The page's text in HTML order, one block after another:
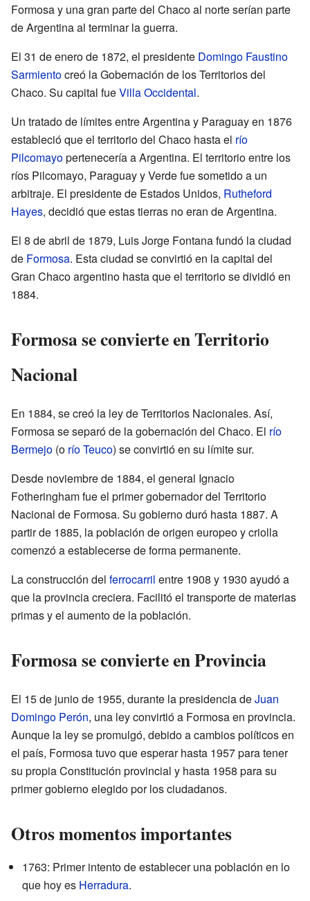
Formosa y una gran parte del Chaco al norte serían parte
de Argentina al terminar la guerra.
El 31 de enero de 1872, el presidente Domingo Faustino
Sarmientocreó la Gobernación de los Territorios del
Chaco. Su capital fueVilla Occidental.
Un tratado de límites entre Argentina y Paraguay en 1876
estableció que el territorio del Chaco hasta el río
Pilcomayopertenecería a Argentina. El territorio entre los
ríos Pilcomayo, Paraguay y Verde fue sometido a un
arbitraje. El presidente de Estados Unidos, Rutheford
Hayes, decidió que estas tierras no eran de Argentina.
El 8 de abril de 1879, Luis Jorge Fontana fundó la ciudad
de Formosa. Esta ciudad se convirtió en la capital del
Gran Chaco argentino hasta que el territorio se dividió en
1884.
Formosa se convierte en Territorio
Nacional
En 1884, se creó la ley de Territorios Nacionales. Así,
Formosa se separó de la gobernación del Chaco. El río
Bermejo (o río Teuco) se convirtió en su límite sur.
Desde noviembre de 1884, el general Ignacio
Fotheringham fue el primer gobernador del Territorio
Nacional de Formosa. Su gobierno duró hasta 1887. A
partir de 1885, la población de origen europeo y criolla
comenzó a establecerse de forma permanente.
La construcción del ferrocarril entre 1908 y 1930 ayudó a
que la provincia creciera. Facilitó el transporte de materias
primas y el aumento de la población.
Formosa se convierte en Provincia
El 15 de junio de 1955, durante la presidencia deJuan
Domingo Perón, una ley convirtió a Formosa en provincia.
Aunque la ley se promulgó, debido a cambios políticos en
el país, Formosa tuvo que esperar hasta 1957 para tener
su propia Constitución provincial y hasta 1958 para su
primer gobierno elegido por los ciudadanos.
Otros momentos importantes
1763: Primer intento de establecer una población en lo
que hoy es Herradura.